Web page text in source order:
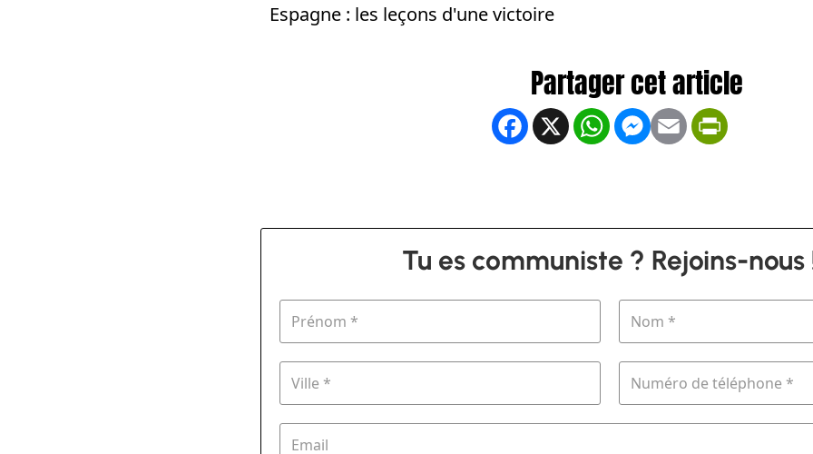
Espagne : les leçons d'une victoire
Facebook
X WhatsApp
Messenger
Email
Tu es communiste ? Rejoins-nous